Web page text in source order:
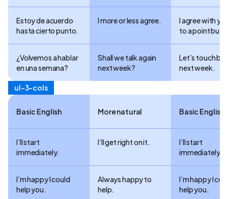
Estoy de acuerdo
hasta cierto punto.
I more or less agree.
I agree with
to a point but…
¿Volvemos a hablar
en una semana?
Shall we talk again
next week?
Let’s touch
next week.
ul-3-cols
Basic English More natural Basic English
I’ll start
immediately.
I’ll get right on it.
I’ll start
immediately.
I’m happy I could
help you.
Always happy to
help.
I’m happy I
help you.